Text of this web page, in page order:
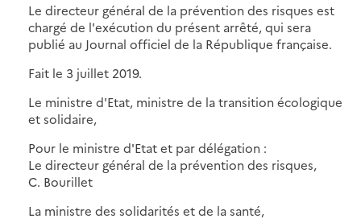
Le directeur général de la prévention des risques est
chargé de l'exécution du présent arrêté, qui sera
publié au Journal officiel de la République française.
Fait le 3 juillet 2019.
Le ministre d'Etat, ministre de la transition écologique
et solidaire,
Pour le ministre d'Etat et par délégation :
Le directeur général de la prévention des risques,
C. Bourillet
La ministre des solidarités et de la santé,